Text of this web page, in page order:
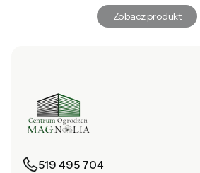
Zobacz produkt
519 495 704